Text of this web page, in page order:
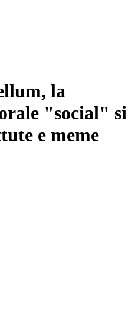
la
"social" si
e meme